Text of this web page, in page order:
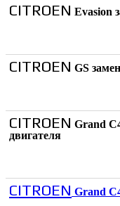
CITROEN Evasion
CITROEN GS
CITROEN Grand
двигателя
CITROEN Grand